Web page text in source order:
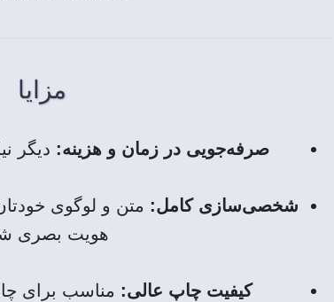
مزایا
صرفه‌جویی در زمان و هزینه: دیگر
شخصی‌سازی کامل: متن و لوگوی
هویت‌ بصری
کیفیت چاپ عالی: مناسب برای